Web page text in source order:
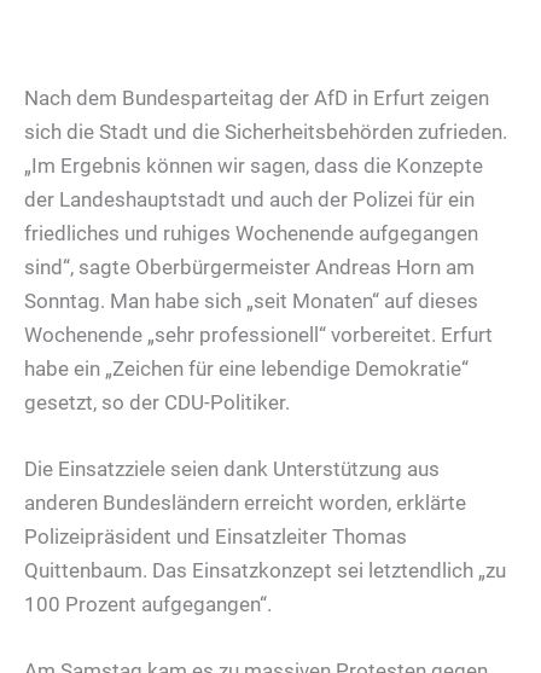
Nach dem Bundesparteitag der AfD in Erfurt zeigen
sich die Stadt und die Sicherheitsbehörden zufrieden.
„Im Ergebnis können wir sagen, dass die Konzepte
der Landeshauptstadt und auch der Polizei für ein
friedliches und ruhiges Wochenende aufgegangen
sind“, sagte Oberbürgermeister Andreas Horn am
Sonntag. Man habe sich „seit Monaten“ auf dieses
Wochenende „sehr professionell“ vorbereitet. Erfurt
habe ein „Zeichen für eine lebendige Demokratie“
gesetzt, so der CDU-Politiker.
Die Einsatzziele seien dank Unterstützung aus
anderen Bundesländern erreicht worden, erklärte
Polizeipräsident und Einsatzleiter Thomas
Quittenbaum. Das Einsatzkonzept sei letztendlich „zu
100 Prozent aufgegangen“.